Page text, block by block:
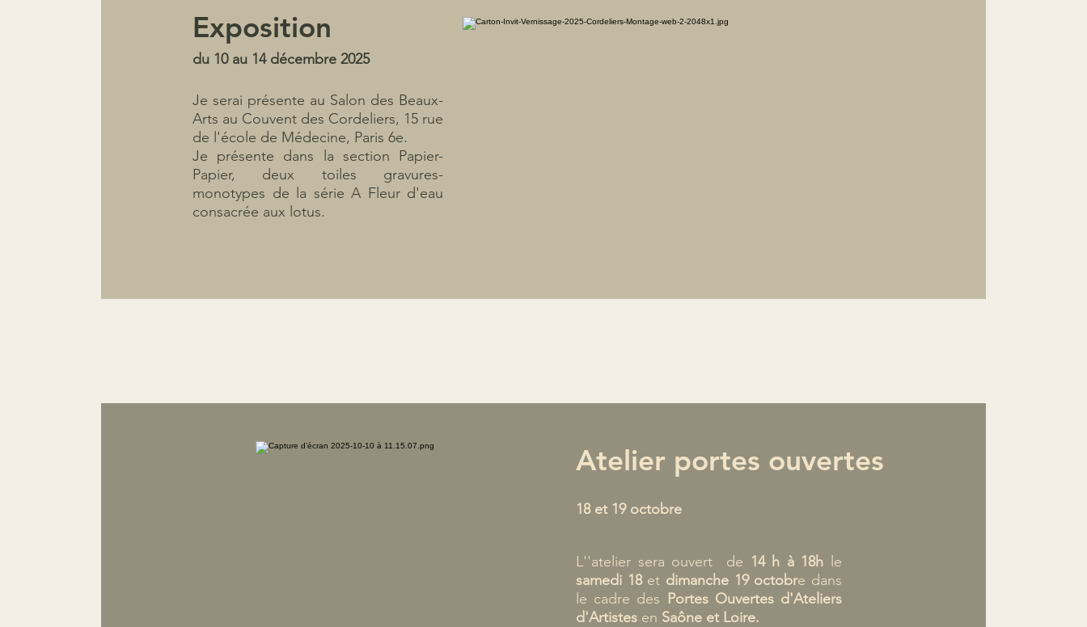
Exposition
du 10 au 14 décembre 2025
Je serai présente au Salon des Beaux-
Arts au Couvent des Cordeliers, 15 rue
de l'école de Médecine, Paris 6e.
Je présente dans la section Papier-
Papier, deux toiles gravures-
monotypes de la série A Fleur d'eau
consacrée aux lotus.
Atelier portes ouvertes
18 et 19 octobre
L''atelier sera ouvert de 14 h à 18h le
samedi 18et dimanche 19 octobre dans
le cadre des Portes Ouvertes d'Ateliers
d'Artistes en Saône et Loire.